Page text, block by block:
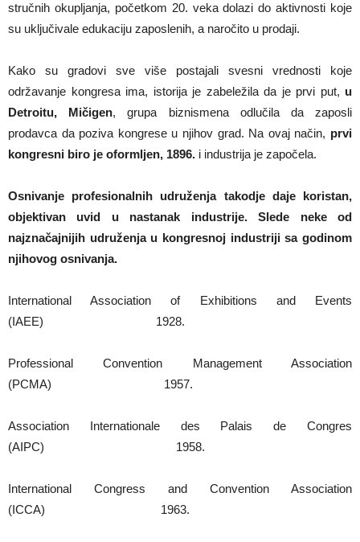
stručnih okupljanja, početkom 20. veka dolazi do aktivnosti koje
su uključivale edukaciju zaposlenih, a naročito u prodaji.
Kako su gradovi sve više postajali svesni vrednosti koje
održavanje kongresa ima, istorija je zabeležila da je prvi put, u
Detroitu, Mičigen, grupa biznismena odlučila da zaposli
prodavca da poziva kongrese u njihov grad. Na ovaj način, prvi
kongresni biro je oformljen, 1896. i industrija je započela.
Osnivanje profesionalnih udruženja takodje daje koristan,
objektivan uvid u nastanak industrije. Slede neke od
najznačajnijih udruženja u kongresnoj industriji sa godinom
njihovog osnivanja.
International Association of Exhibitions and Events
(IAEE) 1928.
Professional Convention Management Association
(PCMA) 1957.
Association Internationale des Palais de Congres
(AIPC) 1958.
International Congress and Convention Association
(ICCA) 1963.